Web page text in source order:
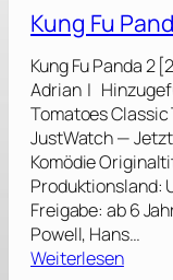
Kung Fu
Kung Fu Panda 2
Adrian |
Tomatoes Classic
JustWatch —
Komödie
Produktionsland:
Freigabe: ab 6
Powell, Hans…
Weiterlesen: